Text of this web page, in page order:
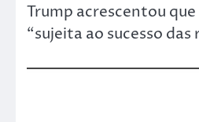
Trump acrescentou
“sujeita ao sucesso das